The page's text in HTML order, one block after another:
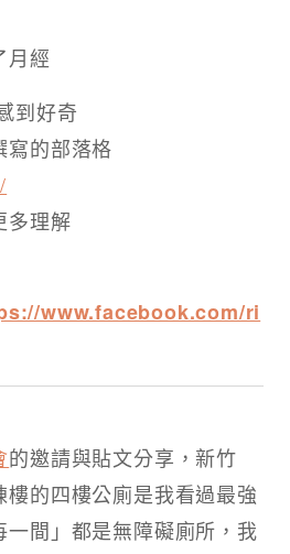
月經
到好奇
寫的部落格
多理解
www.facebook.com/ri
的邀請與貼文分享，新竹
樓的四樓公廁是我看過最強
一間」都是無障礙廁所，我